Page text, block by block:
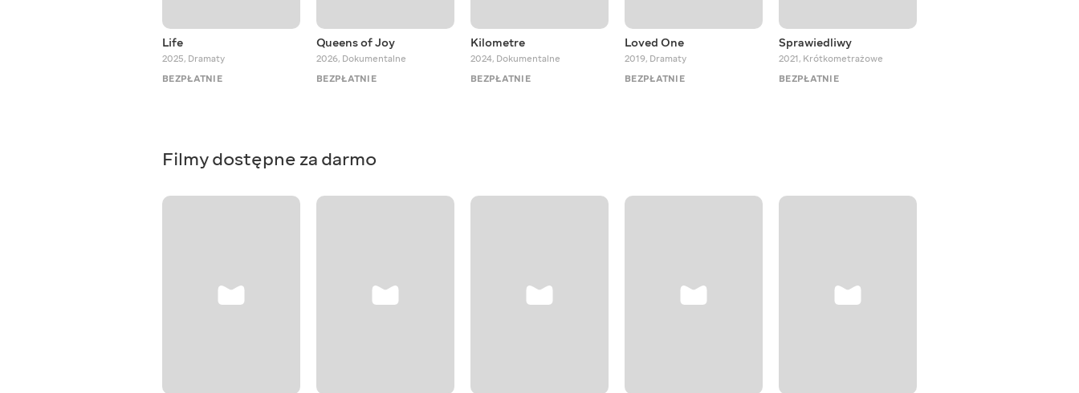
Life
2025, Dramaty
BEZPŁATNIE
Queens of Joy
2026, Dokumentalne
BEZPŁATNIE
Kilometre
2024, Dokumentalne
BEZPŁATNIE
Loved One
2019, Dramaty
BEZPŁATNIE
Sprawiedliwy
2021, Krótkometrażowe
BEZPŁATNIE
Filmy dostępne za darmo